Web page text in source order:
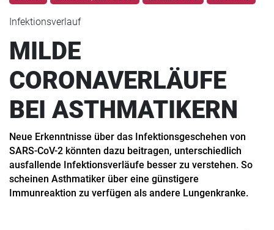
Infektionsverlauf
MILDE
CORONAVERLÄUFE
BEI ASTHMATIKERN
Neue Erkenntnisse über das Infektionsgeschehen von
SARS-CoV-2 könnten dazu beitragen, unterschiedlich
ausfallende Infektionsverläufe besser zu verstehen. So
scheinen Asthmatiker über eine günstigere
Immunreaktion zu verfügen als andere Lungenkranke.